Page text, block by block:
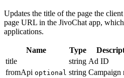
Updates the title of the page the
page URL in the JivoChat app,
applications.
Name Type
title
string Ad ID
fromApi optional string Campaign